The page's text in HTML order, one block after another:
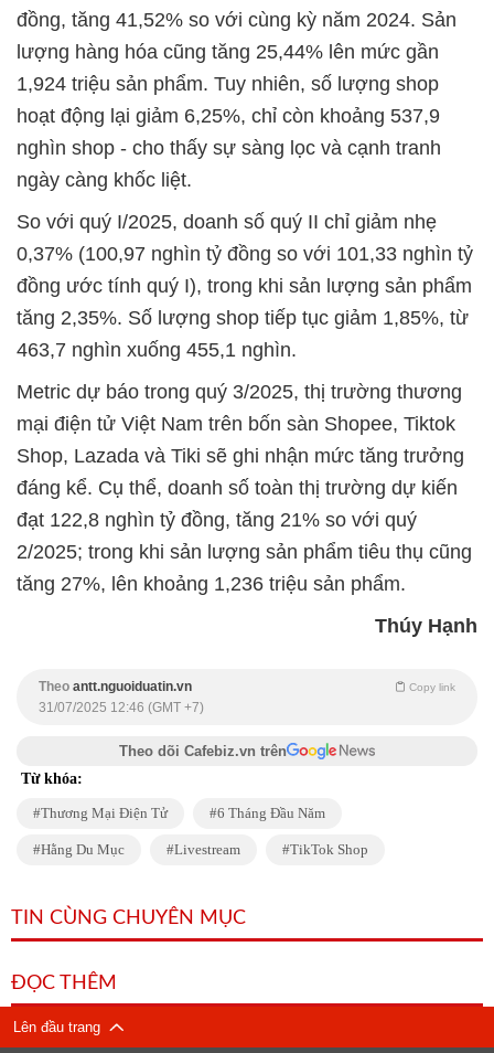
đồng, tăng 41,52% so với cùng kỳ năm 2024. Sản
lượng hàng hóa cũng tăng 25,44% lên mức gần
1,924 triệu sản phẩm. Tuy nhiên, số lượng shop
hoạt động lại giảm 6,25%, chỉ còn khoảng 537,9
nghìn shop - cho thấy sự sàng lọc và cạnh tranh
ngày càng khốc liệt.
So với quý I/2025, doanh số quý II chỉ giảm nhẹ
0,37% (100,97 nghìn tỷ đồng so với 101,33 nghìn tỷ
đồng ước tính quý I), trong khi sản lượng sản phẩm
tăng 2,35%. Số lượng shop tiếp tục giảm 1,85%, từ
463,7 nghìn xuống 455,1 nghìn.
Metric dự báo trong quý 3/2025, thị trường thương
mại điện tử Việt Nam trên bốn sàn Shopee, Tiktok
Shop, Lazada và Tiki sẽ ghi nhận mức tăng trưởng
đáng kể. Cụ thể, doanh số toàn thị trường dự kiến
đạt 122,8 nghìn tỷ đồng, tăng 21% so với quý
2/2025; trong khi sản lượng sản phẩm tiêu thụ cũng
tăng 27%, lên khoảng 1,236 triệu sản phẩm.
Thúy Hạnh
Theo antt.nguoiduatin.vn Copy link
31/07/2025 12:46 (GMT +7)
Theo dõi Cafebiz.vn trên
Từ khóa:
Thương Mại Điện Tử 6 Tháng Đầu Năm
Hằng Du Mục Livestream TikTok Shop
TIN CÙNG CHUYÊN MỤC
ĐỌC THÊM
Lên đầu trang